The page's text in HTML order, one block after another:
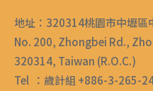
地址：320314桃園市中壢區
No. 200, Zhongbei Rd.,
320314, Taiwan (R.O.C.)
Tel ：歲計組 +886-3-265-